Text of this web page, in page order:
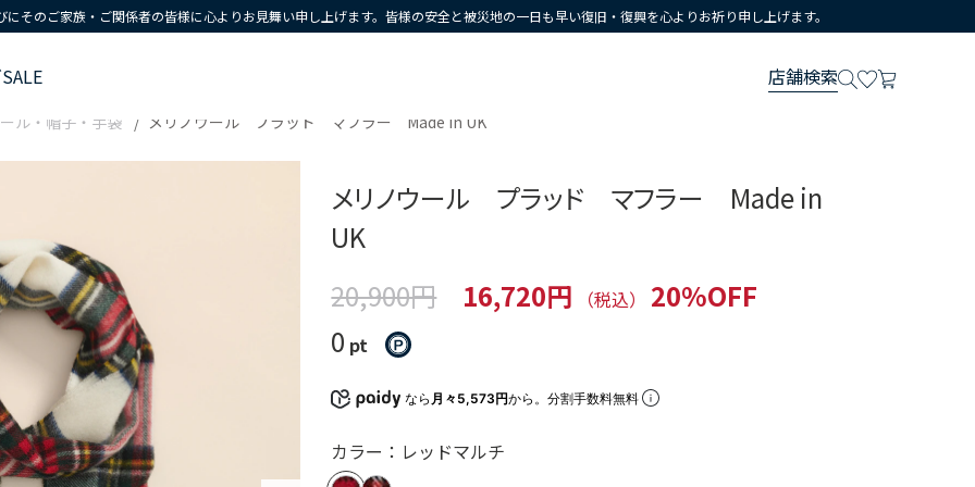
そのご家族・ご関係者の皆様に心よりお見舞い申し上げます。皆様の安全と被災地の一日も早い復旧・復興を心よりお祈り申し上げます。
SALE 店舗検索
ル・帽子・手袋 メリノウール プラッド マフラー Made in UK
メリノウール プラッド マフラー Made in
UK
20,900円
16,720円 （税込）
20%OFF
0 pt
なら 月々5,573円から。分割手数料無料
カラー：レッドマルチ